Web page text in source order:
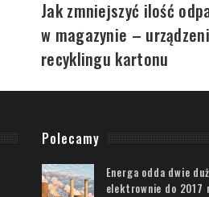
Jak zmniejszyć ilość
w magazynie –
recyklingu kartonu
Polecamy
Energa odda dwie
elektrownie do 2017